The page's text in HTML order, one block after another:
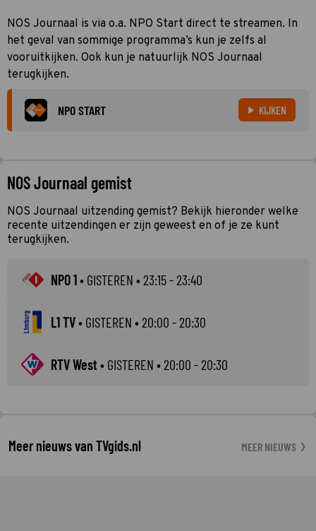
NOS Journaal is via o.a. NPO Start direct te streamen. In
het geval van sommige programma’s kun je zelfs al
vooruitkijken. Ook kun je natuurlijk NOS Journaal
terugkijken.
NPO START KIJKEN
NOS Journaal gemist
NOS Journaal uitzending gemist? Bekijk hieronder welke
recente uitzendingen er zijn geweest en of je ze kunt
terugkijken.
NPO 1• GISTEREN • 23:15 - 23:40
L1 TV• GISTEREN • 20:00 - 20:30
RTV West• GISTEREN • 20:00 - 20:30
Meer nieuws van TVgids.nl MEER NIEUWS